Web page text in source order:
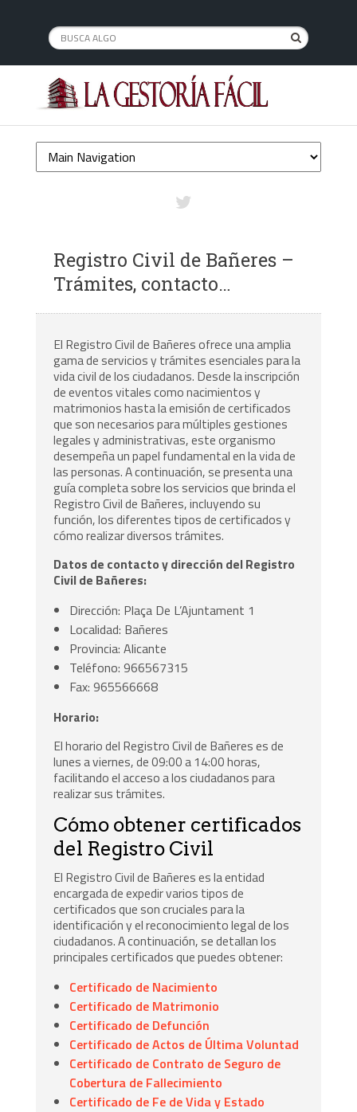
Registro Civil de Bañeres –
Trámites, contacto…
El Registro Civil de Bañeres ofrece una amplia
gama de servicios y trámites esenciales para la
vida civil de los ciudadanos. Desde la inscripción
de eventos vitales como nacimientos y
matrimonios hasta la emisión de certificados
que son necesarios para múltiples gestiones
legales y administrativas, este organismo
desempeña un papel fundamental en la vida de
las personas. A continuación, se presenta una
guía completa sobre los servicios que brinda el
Registro Civil de Bañeres, incluyendo su
función, los diferentes tipos de certificados y
cómo realizar diversos trámites.
Datos de contacto y dirección del Registro
Civil de Bañeres:
Dirección: Plaça De L’Ajuntament 1
Localidad: Bañeres
Provincia: Alicante
Teléfono: 966567315
Fax: 965566668
Horario:
El horario del Registro Civil de Bañeres es de
lunes a viernes, de 09:00 a 14:00 horas,
facilitando el acceso a los ciudadanos para
realizar sus trámites.
Cómo obtener certificados
del Registro Civil
El Registro Civil de Bañeres es la entidad
encargada de expedir varios tipos de
certificados que son cruciales para la
identificación y el reconocimiento legal de los
ciudadanos. A continuación, se detallan los
principales certificados que puedes obtener:
Certificado de Nacimiento
Certificado de Matrimonio
Certificado de Defunción
Certificado de Actos de Última Voluntad
Certificado de Contrato de Seguro de
Cobertura de Fallecimiento
Certificado de Fe de Vida y Estado